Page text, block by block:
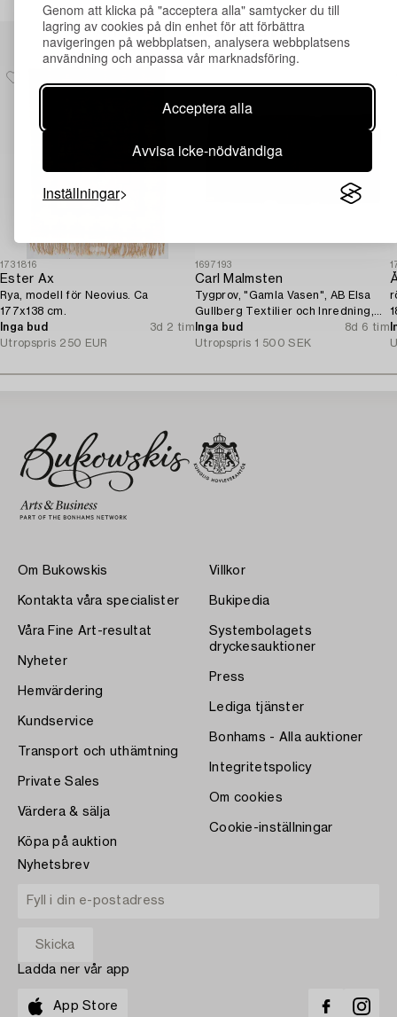
Genom att klicka på "acceptera alla" samtycker du till
lagring av cookies på din enhet för att förbättra
navigeringen på webbplatsen, analysera webbplatsens
användning och anpassa vår marknadsföring.
Acceptera alla
Avvisa icke-nödvändiga
Inställningar
Andra har även tittat på
1731816
Ester Ax
Rya, modell för Neovius. Ca
177x138 cm.
Inga bud
3d 2 tim
Utropspris 250 EUR
1697193
Carl Malmsten
Tygprov, "Gamla Vasen", AB Elsa
Gullberg Textilier och Inredning,
Stockholm, 1920-tal.
Inga bud
8d 6 tim
Utropspris 1 500 SEK
Om Bukowskis
Kontakta våra specialister
Våra Fine Art-resultat
Nyheter
Hemvärdering
Kundservice
Transport och uthämtning
Private Sales
Värdera & sälja
Köpa på auktion
Villkor
Bukipedia
Systembolagets
dryckesauktioner
Press
Lediga tjänster
Bonhams - Alla auktioner
Integritetspolicy
Om cookies
Cookie-inställningar
Nyhetsbrev
Ladda ner vår app
App Store